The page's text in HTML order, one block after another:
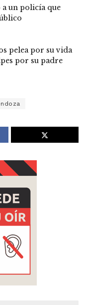
un policía que
pelea por su vida
por su padre